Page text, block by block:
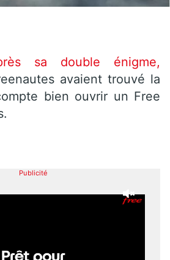
sa double énigme,
avaient trouvé la
bien ouvrir un Free
Publicité